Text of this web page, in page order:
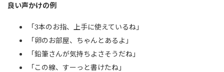
良い声かけの例
「3本のお指、上手に使えているね」
「卵のお部屋、ちゃんとあるよ」
「鉛筆さんが気持ちよさそうだね」
「この線、すーっと書けたね」